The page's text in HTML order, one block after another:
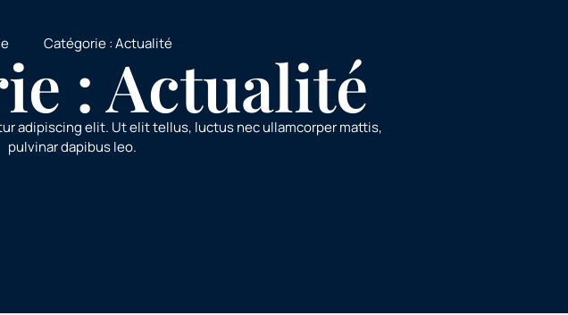
Catégorie : Actualité
: Actualité
adipiscing elit. Ut elit tellus, luctus nec ullamcorper mattis,
pulvinar dapibus leo.